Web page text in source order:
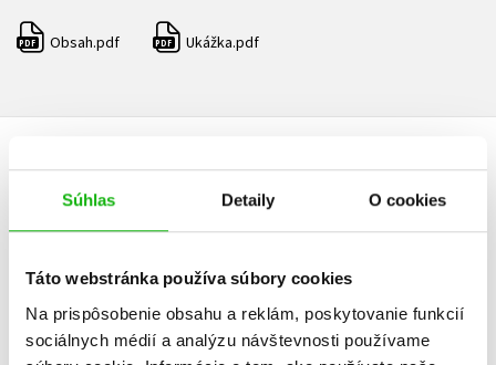
Súhlas Detaily O cookies
Táto webstránka používa súbory cookies
Na prispôsobenie obsahu a reklám, poskytovanie funkcií
sociálnych médií a analýzu návštevnosti používame
PDF Obsah.pdf PDF Ukážka.pdf
ĎALŠIE TITULY ZO SÉRIE "PRACOVNÍ SEŠIT
PŘEDŠKOLÁKA"
Pracovní sešit
předškoláka 4